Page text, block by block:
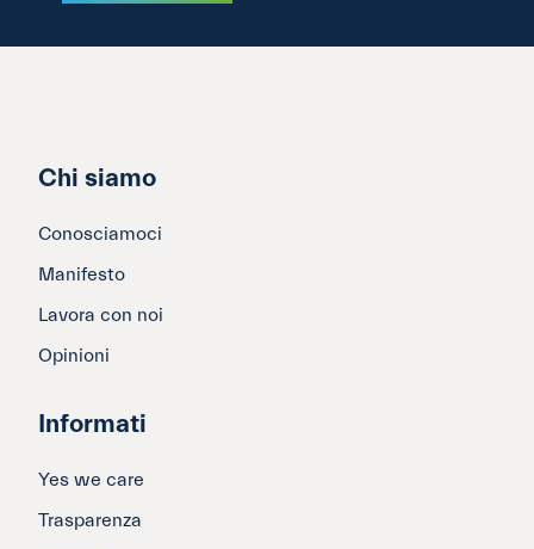
Chi siamo
Conosciamoci
Manifesto
Lavora con noi
Opinioni
Informati
Yes we care
Trasparenza